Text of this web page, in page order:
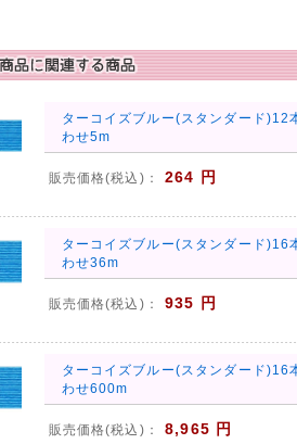
ターコイズブルー(スタンダード)12
わせ5m
販売価格(税込)： 264 円
ターコイズブルー(スタンダード)16
わせ36m
販売価格(税込)： 935 円
ターコイズブルー(スタンダード)16
わせ600m
販売価格(税込)： 8,965 円